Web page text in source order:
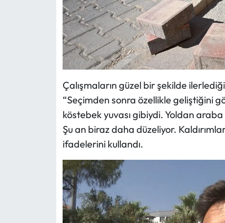
Çalışmaların güzel bir şekilde
“Seçimden sonra özellikle geliştiğini
köstebek yuvası gibiydi. Yoldan
Şu an biraz daha düzeliyor.
ifadelerini kullandı.